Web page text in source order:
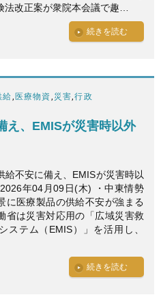
法改正案が衆院本会議で趣…
続きを読む
給, 医療物資, 災害,行政
え、EMISが災害時以外
給不安に備え、EMISが災害時以
年04月09日(木) ・中東情勢
に医療製品の供給不安が強まる
省は災害対応用の「広域災害救
ステム（EMIS）」を活用し、
続きを読む